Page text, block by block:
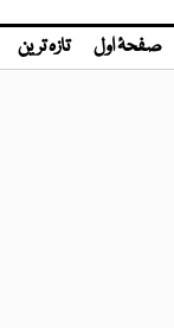
صفحۂ اول تازہ ترین